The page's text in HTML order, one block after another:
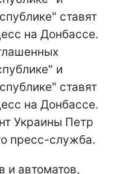
ставят
на Донбассе.
и
ставят
на Донбассе.
Украины Петр
пресс-служба.
и автоматов,